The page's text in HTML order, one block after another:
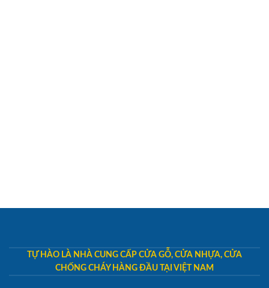
TỰ HÀO LÀ NHÀ CUNG CẤP CỬA GỖ, CỬA NHỰA, CỬA
CHỐNG CHÁY HÀNG ĐẦU TẠI VIỆT NAM